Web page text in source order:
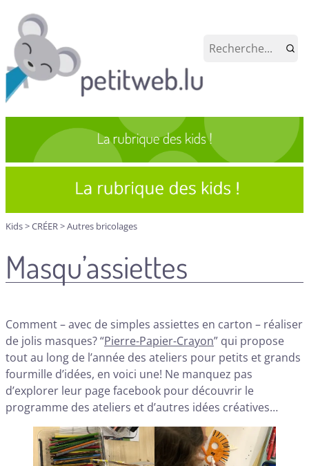
Kids>CRÉER>Autres bricolages
Masqu’assiettes
Comment – avec de simples assiettes en carton – réaliser
de jolis masques? “Pierre-Papier-Crayon” qui propose
tout au long de l’année des ateliers pour petits et grands
fourmille d’idées, en voici une! Ne manquez pas
d’explorer leur page facebook pour découvrir le
programme des ateliers et d’autres idées créatives…